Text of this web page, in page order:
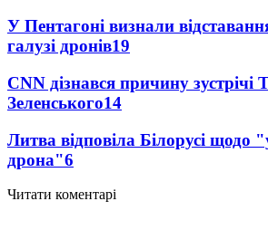
У Пентагоні визнали
галузі дронів19
CNN дізнався причину зустрічі
Зеленського14
Литва відповіла Білорусі щодо
дрона"6
Читати коментарі